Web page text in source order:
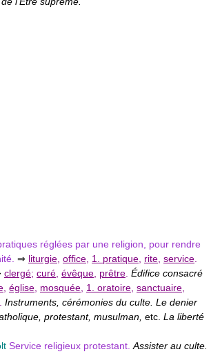
réglées par une religion, pour rendre
⇒ liturgie office 1. pratique rite service
clergé; curé évêque prêtre Édifice consacré
église mosquée 1. oratoire sanctuaire
Instruments, cérémonies du culte. Le denier
protestant, musulman, etc. La liberté
Service religieux protestant. Assister au culte.